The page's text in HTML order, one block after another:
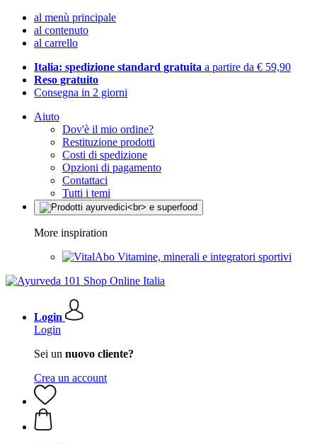
al menù principale
al contenuto
al carrello
Italia: spedizione standard gratuita a partire da € 59,90
Reso gratuito
Consegna in 2 giorni
Aiuto
Dov'è il mio ordine?
Restituzione prodotti
Costi di spedizione
Opzioni di pagamento
Contattaci
Tutti i temi
More inspiration
Vitamine, minerali e integratori sportivi
Login
Login
Sei un nuovo cliente?
Crea un account